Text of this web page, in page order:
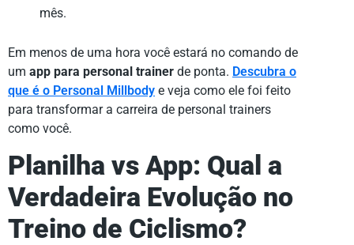
mês.
Em menos de uma hora você estará no comando de
um app para personal trainer de ponta. Descubra o
que é o Personal Millbody e veja como ele foi feito
para transformar a carreira de personal trainers
como você.
Planilha vs App: Qual a
Verdadeira Evolução no
Treino de Ciclismo?